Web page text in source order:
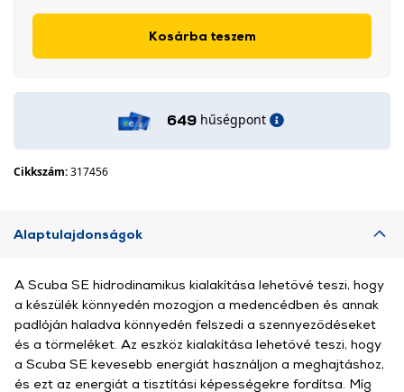
Kosárba teszem
649 hűségpont
Cikkszám:317456
Alaptulajdonságok
A Scuba SE hidrodinamikus kialakítása lehetővé teszi, hogy
a készülék könnyedén mozogjon a medencédben és annak
padlóján haladva könnyedén felszedi a szennyeződéseket
és a törmeléket. Az eszköz kialakítása lehetővé teszi, hogy
a Scuba SE kevesebb energiát használjon a meghajtáshoz,
és ezt az energiát a tisztítási képességekre fordítsa. Míg